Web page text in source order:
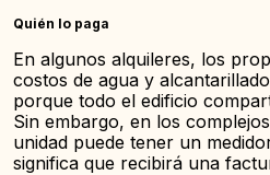
Quién lo paga
En algunos alquileres, los
costos de agua y
porque todo el edificio
Sin embargo, en los
unidad puede tener un
significa que recibirá una